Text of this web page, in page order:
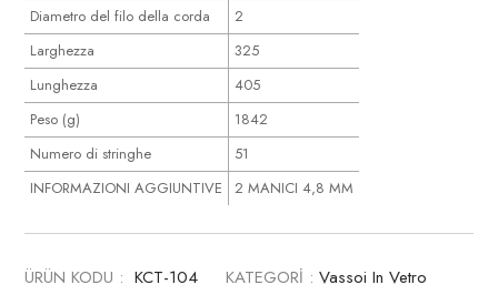
Diametro del filo della corda
2
Larghezza
325
Lunghezza
405
Peso (g)
1842
Numero di stringhe
51
INFORMAZIONI AGGIUNTIVE
2 MANICI 4,8 MM
ÜRÜN KODU : KCT-104 KATEGORİ : Vassoi In Vetro